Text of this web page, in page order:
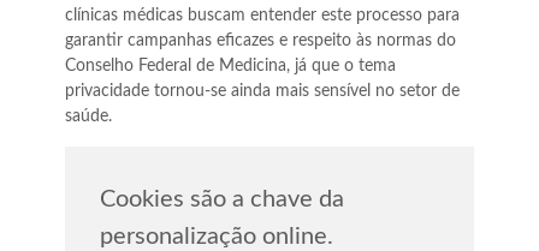
clínicas médicas buscam entender este processo para
garantir campanhas eficazes e respeito às normas do
Conselho Federal de Medicina, já que o tema
privacidade tornou-se ainda mais sensível no setor de
saúde.
Cookies são a chave da
personalização online.